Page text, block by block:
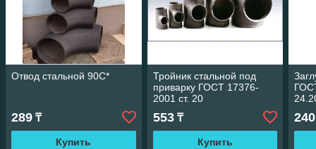
Отвод стальной 90С*
289 ₸
Купить
Тройник стальной под
приварку ГОСТ 17376-
2001 ст. 20
553₸
Купить
240